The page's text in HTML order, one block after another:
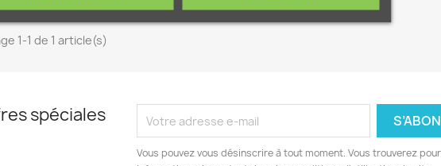
1-1 de 1 article(s)
spéciales
Vous pouvez vous désinscrire à tout moment. Vous trouverez